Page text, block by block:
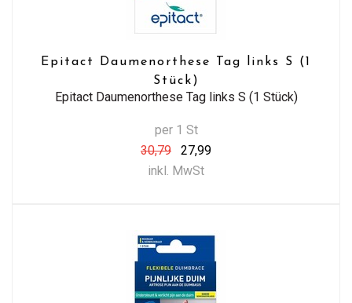
Epitact Daumenorthese Tag links S (1
Stück)
Epitact Daumenorthese Tag links S (1 Stück)
per 1 St
30,79
27,99
inkl. MwSt